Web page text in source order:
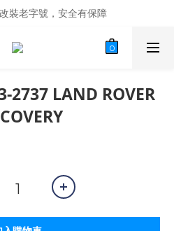
不同步，建議購買之前先詢問貨況
裝老字號，安全有保障
不同步，建議購買之前先詢問貨況
2737 LAND ROVER